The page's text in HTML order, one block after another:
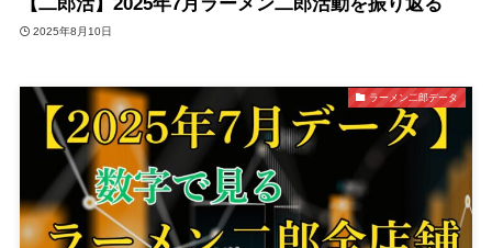
2025年8月10日
ラーメン二郎データ